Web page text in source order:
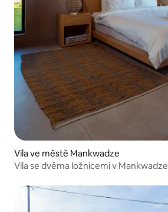
Vila ve městě Mankwadze
Vila se dvěma ložnicemi v Mankwadze